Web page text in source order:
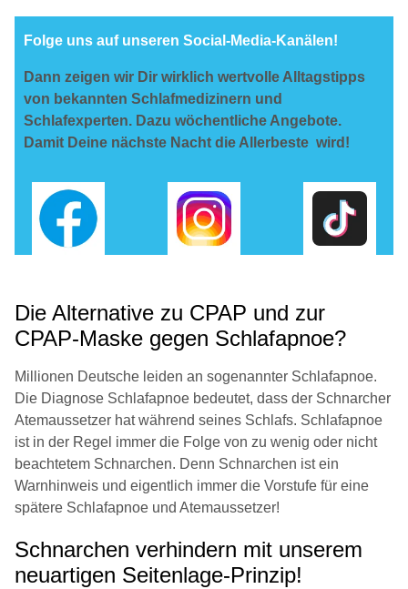
Folge uns auf unseren Social-Media-Kanälen!
Dann zeigen wir Dir wirklich wertvolle Alltagstipps
von bekannten Schlafmedizinern und
Schlafexperten. Dazu wöchentliche Angebote.
Damit Deine nächste Nacht die Allerbeste wird!
Die Alternative zu CPAP und zur
CPAP-Maske gegen Schlafapnoe?
Millionen Deutsche leiden an sogenannter Schlafapnoe.
Die Diagnose Schlafapnoe bedeutet, dass der Schnarcher
Atemaussetzer hat während seines Schlafs. Schlafapnoe
ist in der Regel immer die Folge von zu wenig oder nicht
beachtetem Schnarchen. Denn Schnarchen ist ein
Warnhinweis und eigentlich immer die Vorstufe für eine
spätere Schlafapnoe und Atemaussetzer!
Schnarchen verhindern mit unserem
neuartigen Seitenlage-Prinzip!